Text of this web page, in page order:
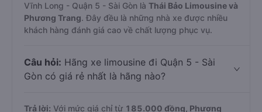
Vĩnh Long - Quận 5 - Sài Gòn là Thái Bảo Limousine và
Phương Trang. Đây đều là những nhà xe được nhiều
khách hàng đánh giá cao về chất lượng phục vụ.
Câu hỏi: Hãng xe limousine đi Quận 5 - Sài
Gòn có giá rẻ nhất là hãng nào?
Trả lời: Với mức giá chỉ từ 185.000 đồng, Phương